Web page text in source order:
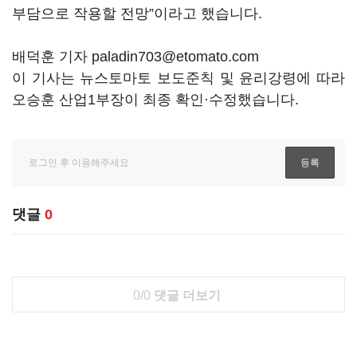
부담으로 작용할 전망”이라고 했습니다.
배덕훈 기자 paladin703@etomato.com
이 기사는 뉴스토마토 보도준칙 및 윤리강령에 따라
오승훈 산업1부장이 최종 확인·수정했습니다.
댓글 0
0/0 댓글 더보기